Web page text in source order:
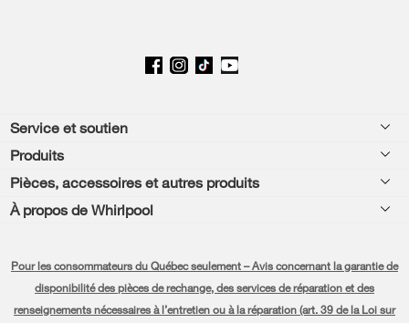
Footer
Service et soutien
Aide relative aux produits
Planifier une installation
Planifier une réparation
Produits
Laveuses et sécheuses
Appareils de cuisson
Lave-vaisselle et nettoyage
Pièces, accessoires et autres produits
Accessoires
Programme d’abonnement aux filtres à eau
À propos de Whirlpool
Communiquez avec nous
Pour les consommateurs du Québec seulement – Avis concernant la garantie de
disponibilité des pièces de rechange, des services de réparation et des
renseignements nécessaires à l’entretien ou à la réparation (art. 39 de la Loi sur